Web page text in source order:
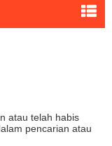
atau telah habis
pencarian atau